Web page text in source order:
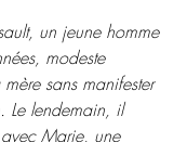
un jeune homme
modeste
sans manifester
Le lendemain, il
Marie, une